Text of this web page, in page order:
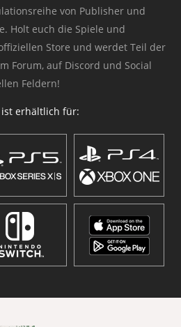
von Publisher und
Holt euch die Spiele und
Store und werdet Teil der
Forum, auf Discord und Social
Feldern!
erhältlich für: